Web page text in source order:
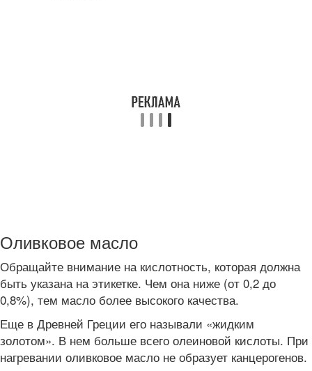
Оливковое масло
Обращайте внимание на кислотность, которая должна
быть указана на этикетке. Чем она ниже (от 0,2 до
0,8%), тем масло более высокого качества.
Еще в Древней Греции его называли «жидким
золотом». В нем больше всего олеиновой кислоты. При
нагревании оливковое масло не образует канцерогенов.